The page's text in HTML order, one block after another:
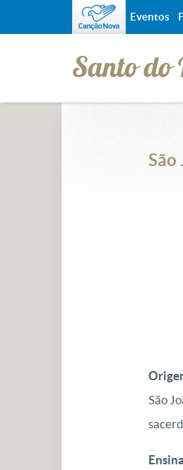
Santo do
São
São
Eventos